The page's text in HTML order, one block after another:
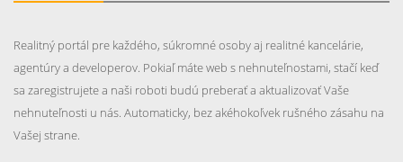
Realitný portál pre každého, súkromné osoby aj realitné kancelárie,
agentúry a developerov. Pokiaľ máte web s nehnuteľnostami, stačí keď
sa zaregistrujete a naši roboti budú preberať a aktualizovať Vaše
nehnuteľnosti u nás. Automaticky, bez akéhokoľvek rušného zásahu na
Vašej strane.